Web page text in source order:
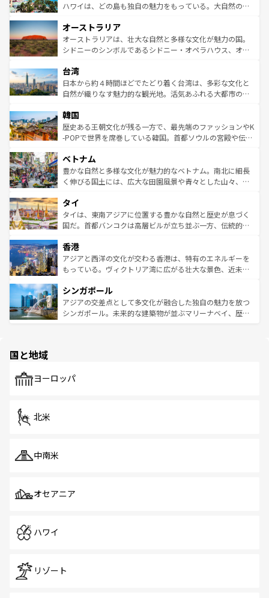
西部には大自然が広がり、グランドキャニオンやイエロー
部のニューオーリンズでは、音楽と美食が融合した独特の
文化が魅力。旅行者はアメリカの各地域で異なる魅力を楽
しみながら、その多様性と豊かな歴史を感じることができ
ならではの贅沢な旅のスタイルだ。 なお、新着のアメリカ
情報はコンテンツ一覧を参照してほしい。
ハワイは、どの島も独自の魅力をもっている。大自然の神
ワイ島は見逃せない。また、定番の観光地といえばオアフ
島だが、静かな自然を求めるならマウイ島やカウアイ島が
おすすめ。エメラルドグリーンに輝く海をはじめ、豊かな
れるおもてなしの心で訪れる人々を迎えてくれるハワイの
人々、おいしいローカルフードやハワイアンミュージッ
ク、伝統的なフラダンスなど、すべてがハワイの魅力を彩
ワイを、存分に味わってほしい。 なお、新着のハワイ情報
はコンテンツ一覧を参照してほしい。
オーストラリア
オーストラリアは、壮大な自然と多様な文化が魅力の国。
シドニーのシンボルであるシドニー・オペラハウス、オー
リアリーフや大陸中央部にそびえるウルル（エアーズロッ
ク）、タスマニアの美しい原生林やケアンズの熱帯雨林な
ど、見どころがたくさん。また、カフェやワイン、オージ
いる。アクティビティも充実しており、サーフィンやダイ
ビング、ハイキングなど、アウトドア好きにはたまらな
い。オーストラリアの多彩な魅力を存分に味わいつくそ
参照してほしい。
台湾
日本から約４時間ほどでたどり着く台湾は、多彩な文化と
自然が織りなす魅力的な観光地。活気あふれる大都市の台
ン）、静ひつな山岳地帯である台湾東部など、都市の喧騒
と山間の静けさが共存しており、訪れる人に新しい発見と
驚きをもたらしてくれる。また、奥深い台湾の食文化も魅
容にもいいと評判のスイーツなど、バラエティ豊かな料理
が味わえる。 なお、新着の台湾情報は コンテンツ一覧を参
照してほしい。
韓国
歴史ある王朝文化が残る一方で、最先端のファッションやK
-POPで世界を席巻している韓国。首都ソウルの宮殿や伝統
き、地方に足を延ばせば四季折々の自然美を楽しむことが
できる。そして、キムチや焼肉、絶品のストリートフード
まで、さまざまな韓国料理が待っている。夜には、韓国な
リティに包まれながら、韓国の多彩な魅力を心ゆくまで味
わってみてほしい。 なお、新着の韓国情報はコンテンツ一
覧を参照してほしい。
ベトナム
豊かな自然と多様な文化が魅力的なベトナム。南北に細長
く伸びる国土には、広大な田園風景や青々とした山々、世
急速な発展と共に伝統が息づく。ハノイの古い町並みやホ
ーチミン市のフランス統治時代の建物も、独特の雰囲気を
醸し出している。また、バラエティの豊かさとおいしさで
とつ。フォーやバインミー、ベトナムコーヒーなどは、ぜ
ひ現地で味わいたい。どの地域を訪れてもあたたかい人々
が旅行者を迎えてくれるので、きっと忘れられない旅にな
参照してほしい。
タイ
タイは、東南アジアに位置する豊かな自然と歴史が息づく
国だ。首都バンコクは高層ビルが立ち並ぶ一方、伝統的な
の活気が交差している。北部ではチェンマイなどの山岳地
帯で自然と触れ合い、南部ではプーケットやクラビの美し
いビーチでリゾート気分を楽しむことができる。タイ料理
激する。気候は一年中温暖で、どの季節にも異なる楽しみ
が待っている。親しみやすいタイの人々、仏教を中心とし
た文化、そして多様な観光資源が、訪れる旅人を魅了し続
香港
アジアと西洋の文化が交わる香港は、特有のエネルギーを
もっている。ヴィクトリア湾に広がる壮大な景色、近未来
み、どこを訪れても感動するはず。観光スポットが密集し
ており、効率よく見どころを回れるのも魅力。息をのむよ
うな絶景から文化的な体験まで、香港を存分に楽しみ尽く
シンガポール
アジアの交差点として多文化が融合した独自の魅力を放つ
シンガポール。未来的な建築物が並ぶマリーナベイ、歴史
で、ホーカーズは地元の風情を楽しめる外せないスポット
国と地域
ヨーロッパ
北米
中南米
オセアニア
ハワイ
リゾート